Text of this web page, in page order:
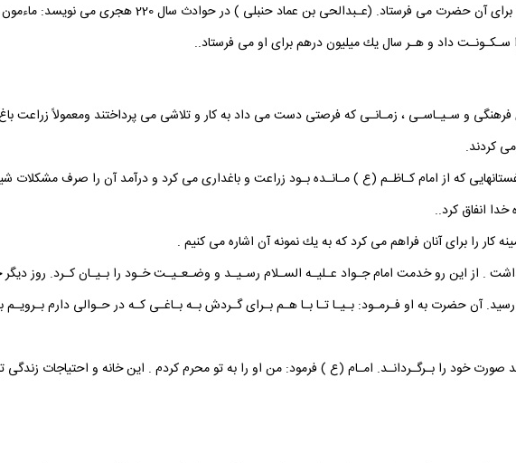
در زمـان امـام جـواد عـليـه السـلام نـيـز مـاءمـون هـر سـاله مـبـلغـى براى آن حضرت مى
سـكـونـت داد و هـر سال يك ميليون درهم براى او مى فرستاد..
فرهنگى و سـيـاسـى ، زمـانـى كه فرصتى دست مى داد به كار و تلاشى مى پرداختند ومعمولاً زراعت
كردند.
كه از امام كـاظـم (ع ) مـانـده بـود زراعت و باغدارى مى كرد و درآمد آن را صرف مشكلات
انفاق كرد..
را براى آنان فراهم مى كرد كه به يك نمونه آن اشاره مى كنيم .
. از اين رو خدمت امام جـواد عـليـه السـلام رسـيـد و وضـعـيـت خـود را بـيـان كـرد. روز ديگر
حضرت به او فـرمـود: بـيـا تـا بـا هـم بـراى گـردش بـه بـاغـى كـه در حـوالى دارم بـرويـم
صورت خود را بـرگـردانـد. امـام (ع ) فرمود: من او را به تو محرم كردم . اين خانه و احتياجات زندگى